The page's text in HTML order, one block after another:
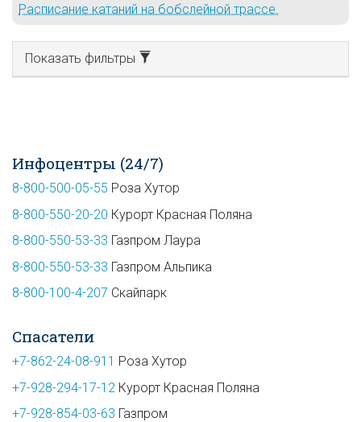
Расписание катаний на бобслейной трассе.
Показать фильтры
Инфоцентры (24/7)
8-800-500-05-55 Роза Хутор
8-800-550-20-20 Курорт Красная Поляна
8-800-550-53-33 Газпром Лаура
8-800-550-53-33 Газпром Альпика
8-800-100-4-207 Скайпарк
Спасатели
+7-862-24-08-911 Роза Хутор
+7-928-294-17-12 Курорт Красная Поляна
+7-928-854-03-63 Газпром